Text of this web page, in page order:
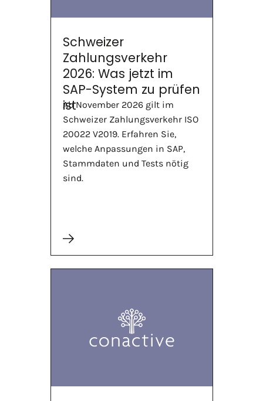
Schweizer
Zahlungsverkehr
2026: Was jetzt im
SAP-System zu prüfen
ist
Ab November 2026 gilt im
Schweizer Zahlungsverkehr ISO
20022 V2019. Erfahren Sie,
welche Anpassungen in SAP,
Stammdaten und Tests nötig
sind.